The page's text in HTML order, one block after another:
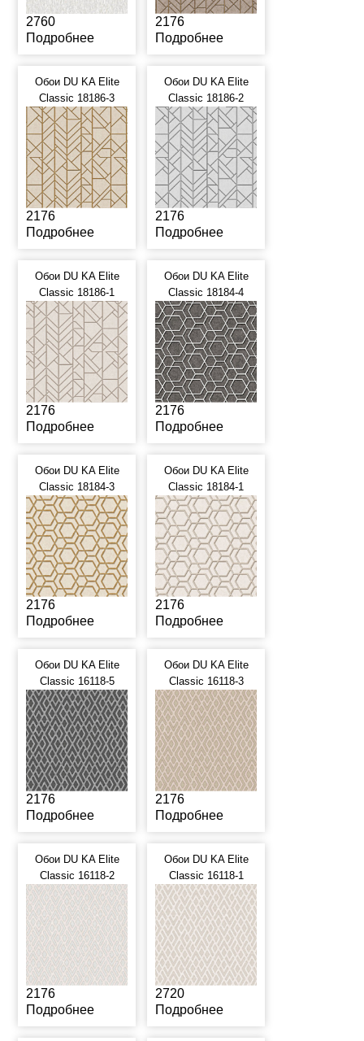
2760
Подробнее
2176
Подробнее
Обои DU KA Elite
Classic 18186-3
2176
Подробнее
Обои DU KA Elite
Classic 18186-2
2176
Подробнее
Обои DU KA Elite
Classic 18186-1
2176
Подробнее
Обои DU KA Elite
Classic 18184-4
2176
Подробнее
Обои DU KA Elite
Classic 18184-3
2176
Подробнее
Обои DU KA Elite
Classic 18184-1
2176
Подробнее
Обои DU KA Elite
Classic 16118-5
2176
Подробнее
Обои DU KA Elite
Classic 16118-3
2176
Подробнее
Обои DU KA Elite
Classic 16118-2
2176
Подробнее
Обои DU KA Elite
Classic 16118-1
2720
Подробнее